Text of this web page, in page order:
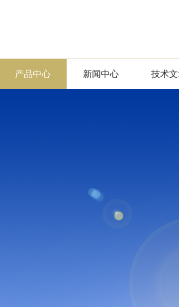
产品中心 新闻中心 技术